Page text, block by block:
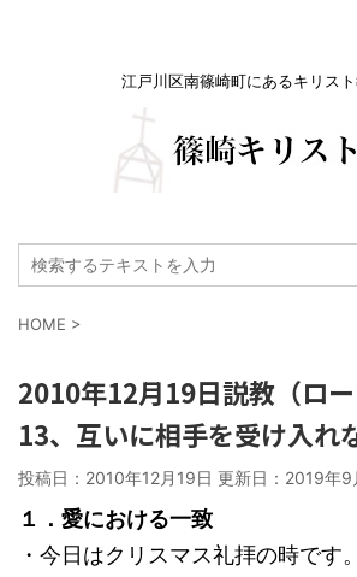
江戸川区南篠崎町にあるキリス
HOME >
2010年12月19日説教（ロ
13、互いに相手を受け入れ
投稿日：2010年12月19日 更新日： 2019年9
１．愛における一致
・今日はクリスマス礼拝の時です